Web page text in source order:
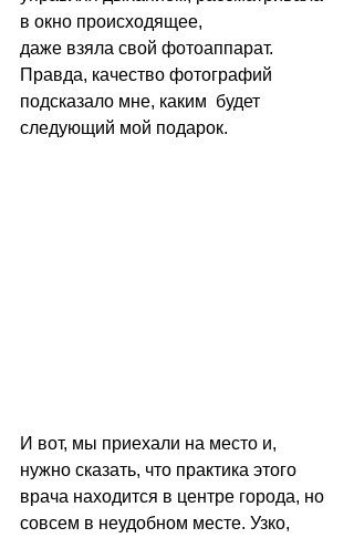
в окно происходящее,
даже взяла свой фотоаппарат.
Правда, качество фотографий
подсказало мне, каким  будет
следующий мой подарок.
И вот, мы приехали на место и,
нужно сказать, что практика этого
врача находится в центре города, но
совсем в неудобном месте. Узко,